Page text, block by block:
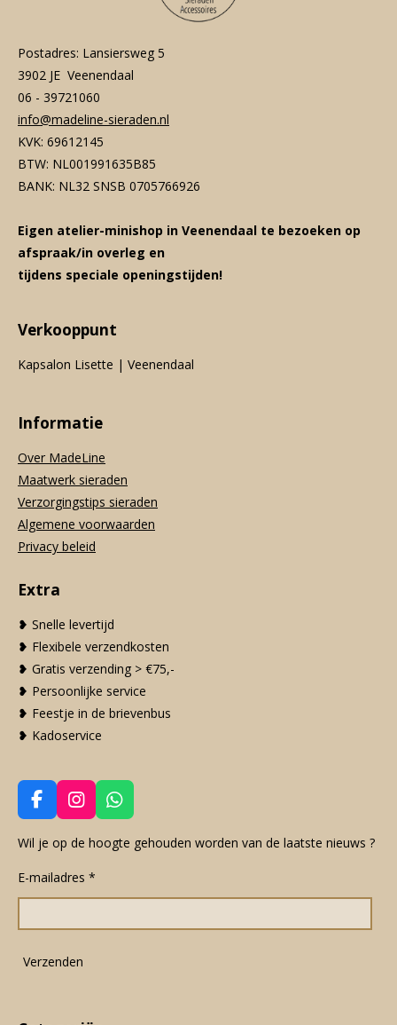
Postadres: Lansiersweg 5
3902 JE Veenendaal
06 - 39721060
info@madeline-sieraden.nl
KVK: 69612145
BTW: NL001991635B85
BANK: NL32 SNSB 0705766926
Eigen atelier-minishop in Veenendaal te bezoeken op
afspraak/in overleg en
tijdens speciale openingstijden!
Verkooppunt
Kapsalon Lisette | Veenendaal
Informatie
Over MadeLine
Maatwerk sieraden
Verzorgingstips sieraden
Algemene voorwaarden
Privacy beleid
Extra
❥ Snelle levertijd
❥ Flexibele verzendkosten
❥ Gratis verzending > €75,-
❥ Persoonlijke service
❥ Feestje in de brievenbus
❥ Kadoservice
F
a
c
b
o
k
I
n
s
a
g
a
m
W
h
a
A
p
Wil je op de hoogte gehouden worden van de laatste nieuws ?
E-mailadres *
Verzenden